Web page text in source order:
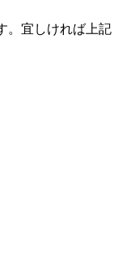
。宜しければ上記